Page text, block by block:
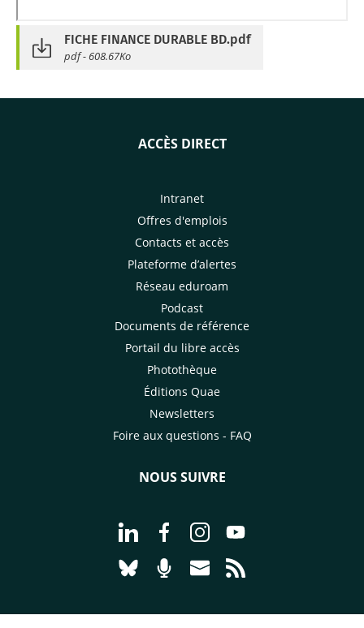
FICHE FINANCE DURABLE BD.pdf
pdf - 608.67Ko
ACCÈS DIRECT
Intranet
Offres d'emplois
Contacts et accès
Plateforme d’alertes
Réseau eduroam
Podcast
Documents de référence
Portail du libre accès
Photothèque
Éditions Quae
Newsletters
Foire aux questions - FAQ
NOUS SUIVRE
Aller à la page Nous suivre sur
Aller à la page Nous suivre sur
Aller à la page Nous
Aller à la page
Aller à la page Nous suivre sur
Aller à la page Nourrir le
Aller à la page Nous